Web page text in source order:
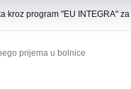
kroz program "EU INTEGRA"
prijema u bolnice